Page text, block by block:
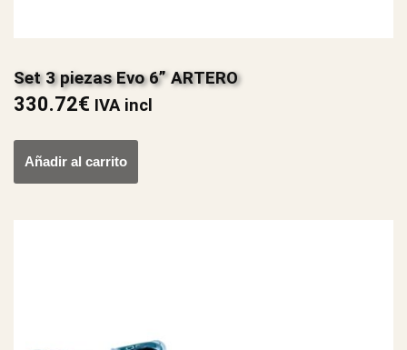
Set 3 piezas Evo 6” ARTERO
330.72€ IVA incl
Añadir al carrito